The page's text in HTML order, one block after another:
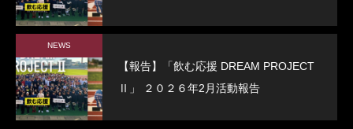
NEWS
【報告】「飲む応援 DREAM PROJECT
Ⅱ」 ２０２６年2月活動報告